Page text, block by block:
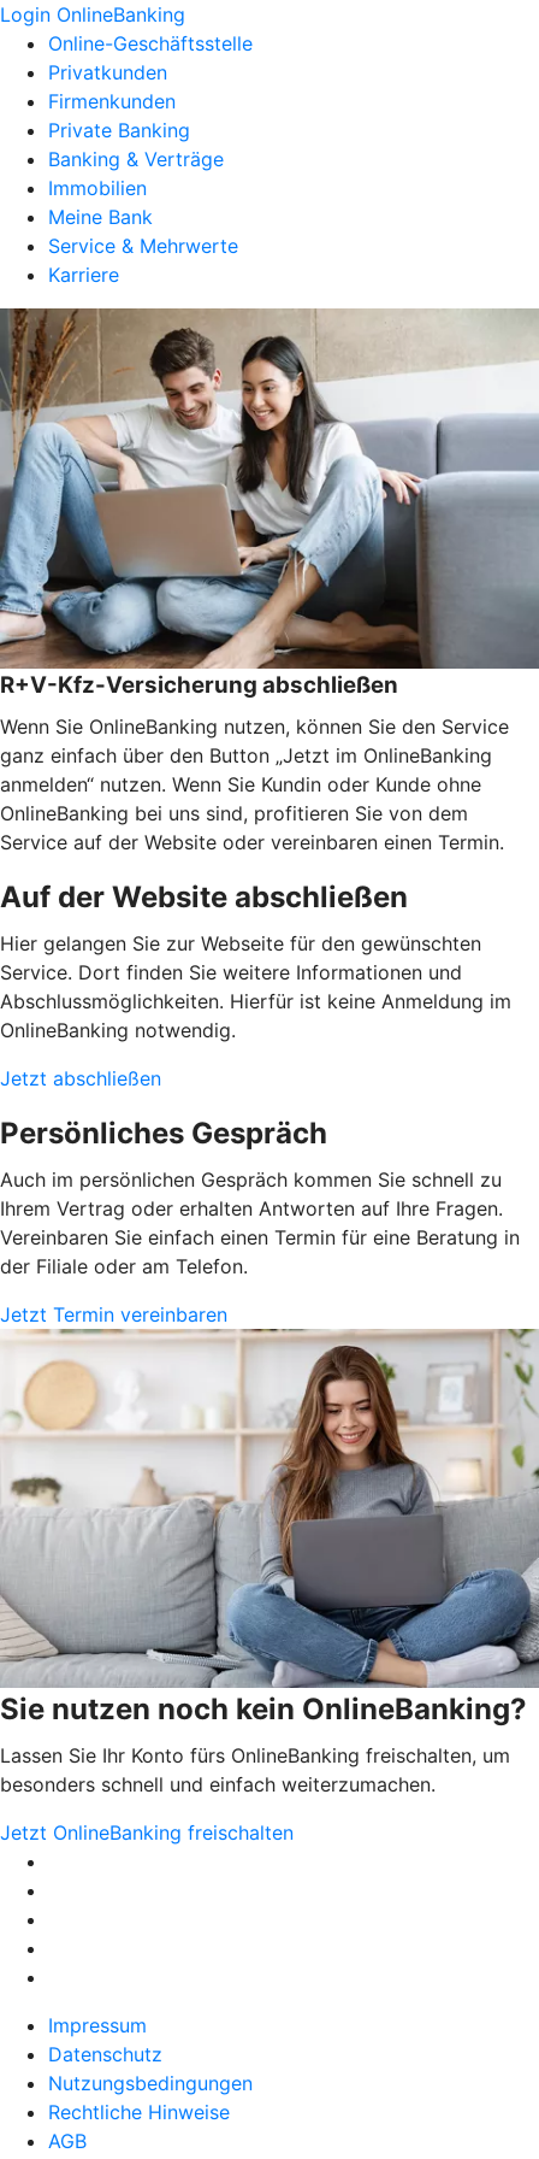
Login OnlineBanking
Online-Geschäftsstelle
Privatkunden
Firmenkunden
Private Banking
Banking & Verträge
Immobilien
Meine Bank
Service & Mehrwerte
Karriere
R+V-Kfz-Versicherung abschließen
Wenn Sie OnlineBanking nutzen, können Sie den Service
ganz einfach über den Button „Jetzt im OnlineBanking
anmelden“ nutzen. Wenn Sie Kundin oder Kunde ohne
OnlineBanking bei uns sind, profitieren Sie von dem
Service auf der Website oder vereinbaren einen Termin.
Auf der Website abschließen
Hier gelangen Sie zur Webseite für den gewünschten
Service. Dort finden Sie weitere Informationen und
Abschlussmöglichkeiten. Hierfür ist keine Anmeldung im
OnlineBanking notwendig.
Jetzt abschließen
Persönliches Gespräch
Auch im persönlichen Gespräch kommen Sie schnell zu
Ihrem Vertrag oder erhalten Antworten auf Ihre Fragen.
Vereinbaren Sie einfach einen Termin für eine Beratung in
der Filiale oder am Telefon.
Jetzt Termin vereinbaren
Sie nutzen noch kein OnlineBanking?
Lassen Sie Ihr Konto fürs OnlineBanking freischalten, um
besonders schnell und einfach weiterzumachen.
Jetzt OnlineBanking freischalten
Impressum
Datenschutz
Nutzungsbedingungen
Rechtliche Hinweise
AGB